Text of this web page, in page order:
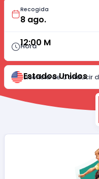
Recogida
Hora
12:00 M
Licencia de Conducir
Estados Unidos